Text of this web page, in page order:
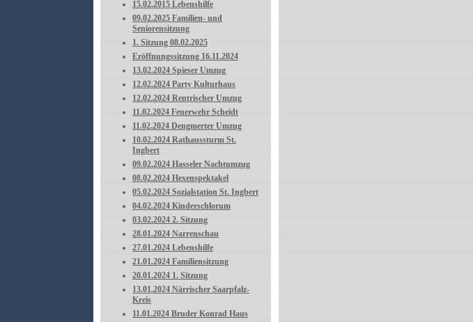
15.02.2015 Lebenshilfe
09.02.2025 Familien- und
Seniorensitzung
1. Sitzung 08.02.2025
Eröffnungssitzung 16.11.2024
13.02.2024 Spieser Umzug
12.02.2024 Party Kulturhaus
12.02.2024 Rentrischer Umzug
11.02.2024 Feuerwehr Scheidt
11.02.2024 Dengmerter Umzug
10.02.2024 Rathaussturm St.
Ingbert
09.02.2024 Hasseler Nachtumzug
08.02.2024 Hexenspektakel
05.02.2024 Sozialstation St. Ingbert
04.02.2024 Kinderschlorum
03.02.2024 2. Sitzung
28.01.2024 Narrenschau
27.01.2024 Lebenshilfe
21.01.2024 Familiensitzung
20.01.2024 1. Sitzung
13.01.2024 Närrischer Saarpfalz-
Kreis
11.01.2024 Bruder Konrad Haus